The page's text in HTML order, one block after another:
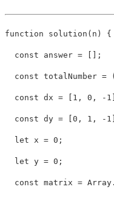
function solution ( n ) {
const answer = ;
const totalNumber = (
const dx = 1 , 0 , - 1
const dy = 0 , 1 , - 1
let x = 0 ;
let y = 0 ;
const matrix = Array .